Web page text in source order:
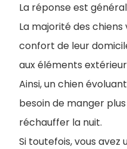
La réponse est
La majorité des
confort de leur
aux éléments
Ainsi, un chien
besoin de manger
réchauffer la nuit.
Si toutefois, vous avez